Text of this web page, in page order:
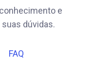
e
dúvidas.
FAQ